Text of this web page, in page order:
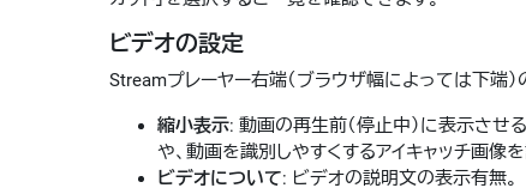
ビデオの設定
Streamプレーヤー右端（ブラウザ幅によっては下端
縮小表示: 動画の再生前（停止中）に表示させ
や、動画を識別しやすくするアイキャッチ画像
ビデオについて: ビデオの説明文の表示有無。